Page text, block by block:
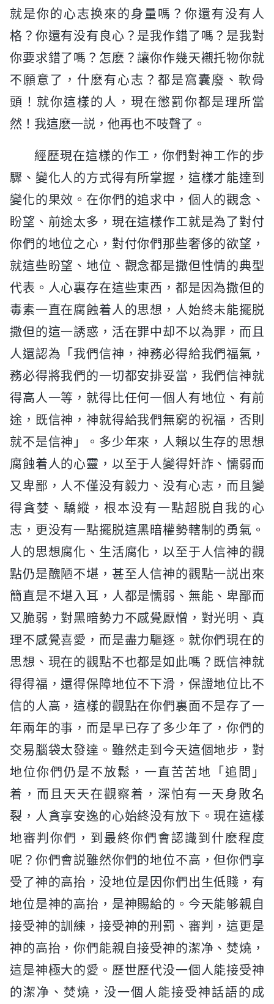
就是你的心志换來的身量嗎？你還有没有人
格？你還有没有良心？是我作錯了嗎？是我對
你要求錯了嗎？怎麽？讓你作幾天襯托物你就
不願意了，什麽有心志？都是窩囊廢、軟骨
頭！就你這樣的人，現在懲罰你都是理所當
然！我這麽一説，他再也不吱聲了。
經歷現在這樣的作工，你們對神工作的步
驟、變化人的方式得有所掌握，這樣才能達到
變化的果效。在你們的追求中，個人的觀念、
盼望、前途太多，現在這樣作工就是為了對付
你們的地位之心，對付你們那些奢侈的欲望，
就這些盼望、地位、觀念都是撒但性情的典型
代表。人心裏存在這些東西，都是因為撒但的
毒素一直在腐蝕着人的思想，人始終未能擺脱
撒但的這一誘惑，活在罪中却不以為罪，而且
人還認為「我們信神，神務必得給我們福氣，
務必得將我們的一切都安排妥當，我們信神就
得高人一等，就得比任何一個人有地位、有前
途，既信神，神就得給我們無窮的祝福，否則
就不是信神」。多少年來，人賴以生存的思想
腐蝕着人的心靈，以至于人變得奸詐、懦弱而
又卑鄙，人不僅没有毅力、没有心志，而且變
得貪婪、驕縱，根本没有一點超脱自我的心
志，更没有一點擺脱這黑暗權勢轄制的勇氣。
人的思想腐化、生活腐化，以至于人信神的觀
點仍是醜陋不堪，甚至人信神的觀點一説出來
簡直是不堪入耳，人都是懦弱、無能、卑鄙而
又脆弱，對黑暗勢力不感覺厭憎，對光明、真
理不感覺喜愛，而是盡力驅逐。就你們現在的
思想、現在的觀點不也都是如此嗎？既信神就
得得福，還得保障地位不下滑，保證地位比不
信的人高，這樣的觀點在你們裏面不是存了一
年兩年的事，而是早已存了多少年了，你們的
交易腦袋太發達。雖然走到今天這個地步，對
地位你們仍是不放鬆，一直苦苦地「追問」
着，而且天天在觀察着，深怕有一天身敗名
裂，人貪享安逸的心始終没有放下。現在這樣
地審判你們，到最終你們會認識到什麽程度
呢？你們會説雖然你們的地位不高，但你們享
受了神的高抬，没地位是因你們出生低賤，有
地位是神的高抬，是神賜給的。今天能够親自
接受神的訓練，接受神的刑罰、審判，這更是
神的高抬，你們能親自接受神的潔净、焚燒，
這是神極大的愛。歷世歷代没一個人能接受神
的潔净、焚燒，没一個人能接受神話語的成